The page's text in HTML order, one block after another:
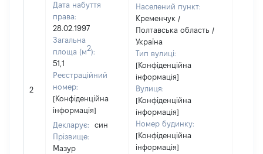
2
Дата набуття
права:
28.02.1997
Загальна
площа (м2):
51,1
Реєстраційний
номер:
[Конфіденційна
інформація]
Декларує:
син
Прізвище:
Мазур
Населений пункт:
Кременчук /
Полтавська область /
Україна
Тип вулиці:
[Конфіденційна
інформація]
Вулиця:
[Конфіденційна
інформація]
Номер будинку:
[Конфіденційна
інформація]